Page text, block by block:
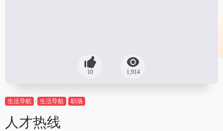
10 1,914
生活导航 生活导航 职场
人才热线